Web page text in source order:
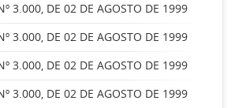
3.000, DE 02 DE AGOSTO DE 1999
3.000, DE 02 DE AGOSTO DE 1999
3.000, DE 02 DE AGOSTO DE 1999
3.000, DE 02 DE AGOSTO DE 1999